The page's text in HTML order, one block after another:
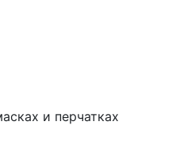
и перчатках